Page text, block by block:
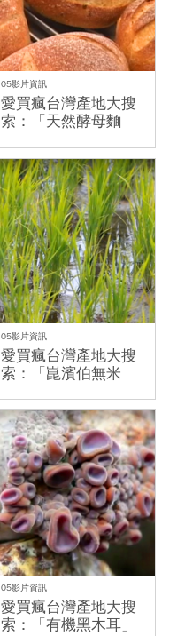
05影片資訊
愛買瘋台灣產地大搜
索：「天然酵母麵
05影片資訊
愛買瘋台灣產地大搜
索：「崑濱伯無米
05影片資訊
愛買瘋台灣產地大搜
索：「有機黑木耳」